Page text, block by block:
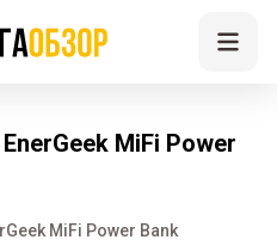
MiFi Power
MiFi Power Bank